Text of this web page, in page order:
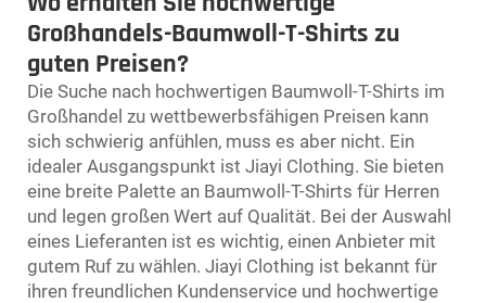
Großhandels-Baumwoll-T-Shirts zu
guten Preisen?
Die Suche nach hochwertigen Baumwoll-T-Shirts im
Großhandel zu wettbewerbsfähigen Preisen kann
sich schwierig anfühlen, muss es aber nicht. Ein
idealer Ausgangspunkt ist Jiayi Clothing. Sie bieten
eine breite Palette an Baumwoll-T-Shirts für Herren
und legen großen Wert auf Qualität. Bei der Auswahl
eines Lieferanten ist es wichtig, einen Anbieter mit
gutem Ruf zu wählen. Jiayi Clothing ist bekannt für
ihren freundlichen Kundenservice und hochwertige